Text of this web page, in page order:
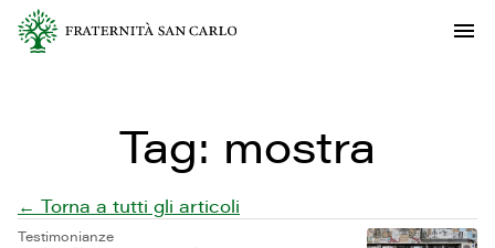
Tag: mostra
← Torna a tutti gli articoli
Testimonianze